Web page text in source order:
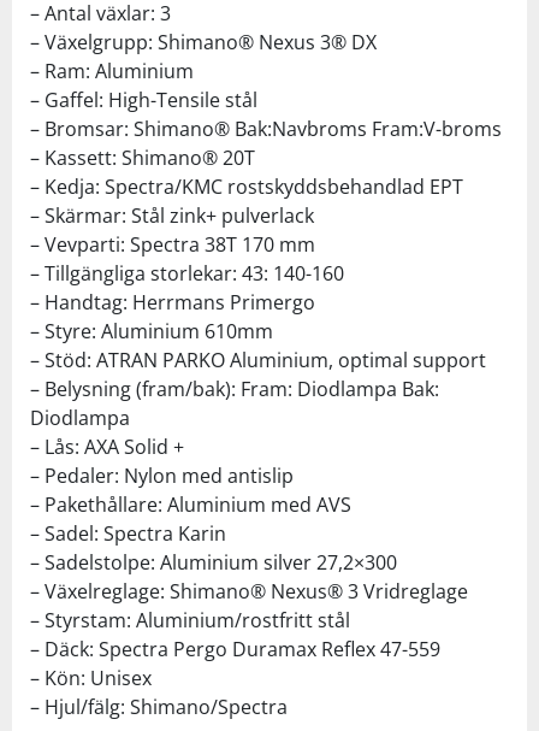
– Antal växlar: 3
– Växelgrupp: Shimano® Nexus 3® DX
– Ram: Aluminium
– Gaffel: High-Tensile stål
– Bromsar: Shimano® Bak:Navbroms Fram:V-broms
– Kassett: Shimano® 20T
– Kedja: Spectra/KMC rostskyddsbehandlad EPT
– Skärmar: Stål zink+ pulverlack
– Vevparti: Spectra 38T 170 mm
– Tillgängliga storlekar: 43: 140-160
– Handtag: Herrmans Primergo
– Styre: Aluminium 610mm
– Stöd: ATRAN PARKO Aluminium, optimal support
– Belysning (fram/bak): Fram: Diodlampa Bak:
Diodlampa
– Lås: AXA Solid +
– Pedaler: Nylon med antislip
– Pakethållare: Aluminium med AVS
– Sadel: Spectra Karin
– Sadelstolpe: Aluminium silver 27,2×300
– Växelreglage: Shimano® Nexus® 3 Vridreglage
– Styrstam: Aluminium/rostfritt stål
– Däck: Spectra Pergo Duramax Reflex 47-559
– Kön: Unisex
– Hjul/fälg: Shimano/Spectra